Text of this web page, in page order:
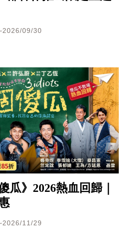
09/30
瓜》2026熱血回歸｜
11/29